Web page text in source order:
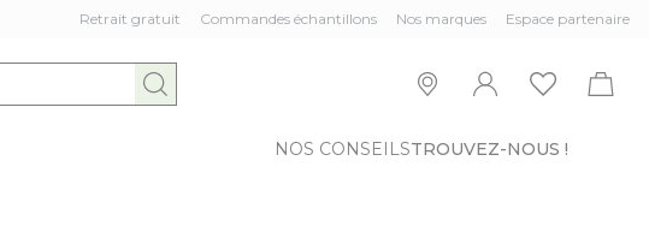
Retrait gratuit Commandes échantillons Nos marques Espace partenaire
NOS CONSEILSTROUVEZ-NOUS !